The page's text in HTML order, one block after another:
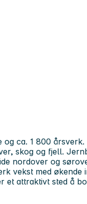
ca. 1 800
skog og fjell.
nordover og
vekst med økende
et attraktivt sted å